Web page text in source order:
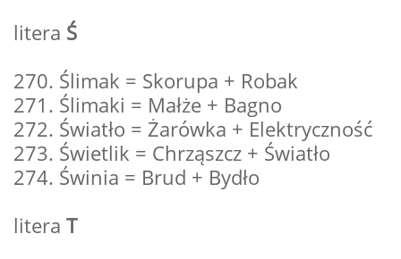
litera Ś
270. Ślimak = Skorupa + Robak
271. Ślimaki = Małże + Bagno
272. Światło = Żarówka + Elektryczność
273. Świetlik = Chrząszcz + Światło
274. Świnia = Brud + Bydło
litera T